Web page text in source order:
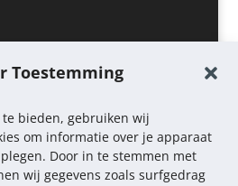
Toestemming
bieden, gebruiken wij
om informatie over je apparaat
Door in te stemmen met
wij gegevens zoals surfgedrag